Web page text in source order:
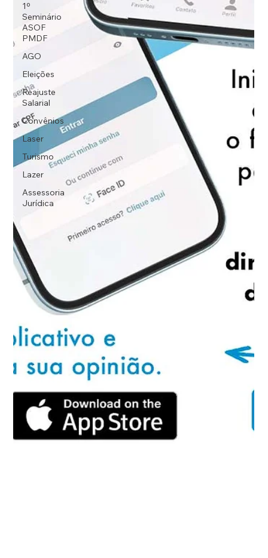
1º
Seminário
ASOF
PMDF
AGO
Eleições
Reajuste
Salarial
Convênios
Laser
Turismo
Lazer
Assessoria
Jurídica